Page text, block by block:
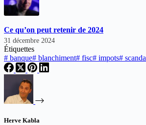
Ce qu’on peut retenir de 2024
31 décembre 2024
Étiquettes
# banque# blanchiment# fisc# impots#
Herve Kabla